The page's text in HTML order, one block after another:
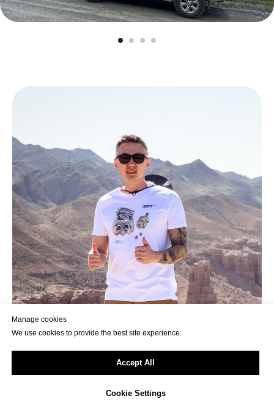
Профессиональный гид, основатель Silktravel и видеограф
Manage cookies
We use cookies to provide the best site experience.
Accept All
Cookie Settings